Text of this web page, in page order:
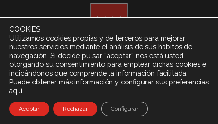
COOKIES
Utilizamos cookies propias y de terceros para mejorar
nuestros servicios mediante el análisis de sus hábitos de
navegación. Si decide pulsar “aceptar” nos está usted
otorgando su consentimiento para emplear dichas cookies e
indicándonos que comprende la información facilitada.
Puede obtener más información y configurar sus preferencias
aquí
Aceptar Rechazar Configurar